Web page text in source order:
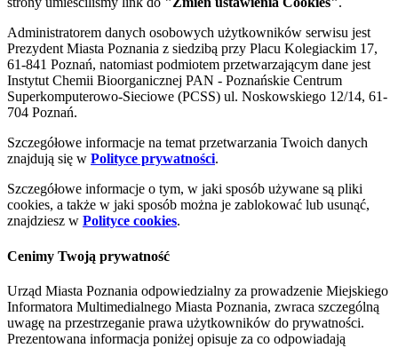
Administratorem danych osobowych użytkowników serwisu jest
Prezydent Miasta Poznania z siedzibą przy Placu Kolegiackim 17,
61-841 Poznań, natomiast podmiotem przetwarzającym dane jest
Instytut Chemii Bioorganicznej PAN - Poznańskie Centrum
Superkomputerowo-Sieciowe (PCSS) ul. Noskowskiego 12/14, 61-
704 Poznań.
Szczegółowe informacje na temat przetwarzania Twoich danych
znajdują się w Polityce prywatności.
Szczegółowe informacje o tym, w jaki sposób używane są pliki
cookies, a także w jaki sposób można je zablokować lub usunąć,
znajdziesz w Polityce cookies.
Cenimy Twoją prywatność
Urząd Miasta Poznania odpowiedzialny za prowadzenie Miejskiego
Informatora Multimedialnego Miasta Poznania, zwraca szczególną
uwagę na przestrzeganie prawa użytkowników do prywatności.
Prezentowana informacja poniżej opisuje za co odpowiadają